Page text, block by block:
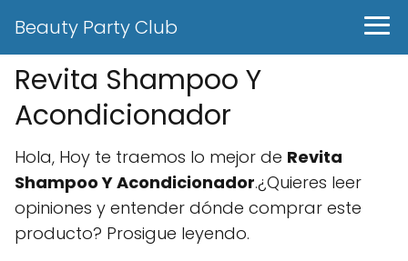
Beauty Party Club
Revita Shampoo Y
Acondicionador
Hola, Hoy te traemos lo mejor de Revita
Shampoo Y Acondicionador.¿Quieres leer
opiniones y entender dónde comprar este
producto? Prosigue leyendo.